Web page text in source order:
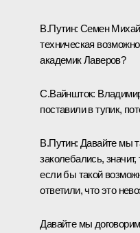
В.Путин: Семен
техническая
академик Лаверов?
С.Вайншток:
поставили в тупик,
В.Путин: Давайте мы
заколебались,
если бы такой
ответили, что это
Давайте мы